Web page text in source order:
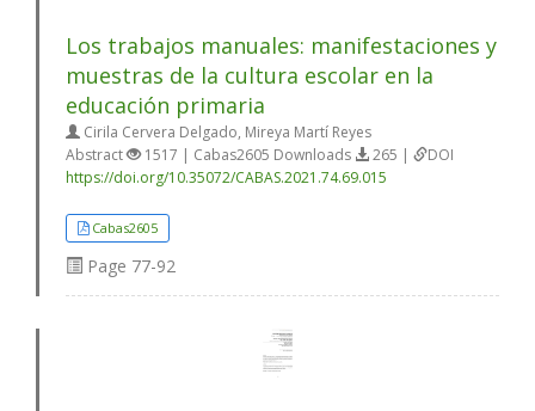
Los trabajos manuales: manifestaciones y
muestras de la cultura escolar en la
educación primaria
Cirila Cervera Delgado, Mireya Martí Reyes
Abstract
1517 | Cabas2605 Downloads 265 |
DOI
https://doi.org/10.35072/CABAS.2021.74.69.015
Cabas2605
Page 77-92